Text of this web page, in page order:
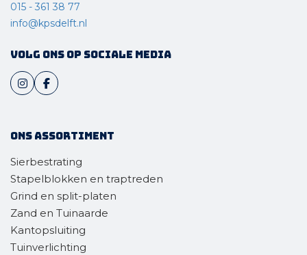
015 - 361 38 77
info@kpsdelft.nl
Volg ons op sociale media
Ons assortiment
Sierbestrating
Stapelblokken en traptreden
Grind en split-platen
Zand en Tuinaarde
Kantopsluiting
Tuinverlichting